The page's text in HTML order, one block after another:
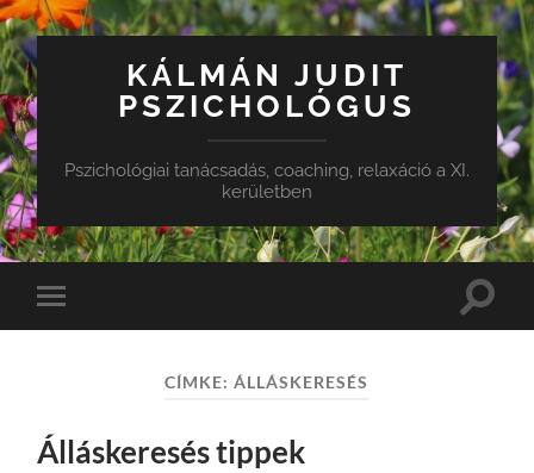
KÁLMÁN JUDIT
PSZICHOLÓGUS
Pszichológiai tanácsadás, coaching, relaxáció a XI.
kerületben
Toggle
mobile
Toggle
CÍMKE:ÁLLÁSKERESÉS
Álláskeresés tippek